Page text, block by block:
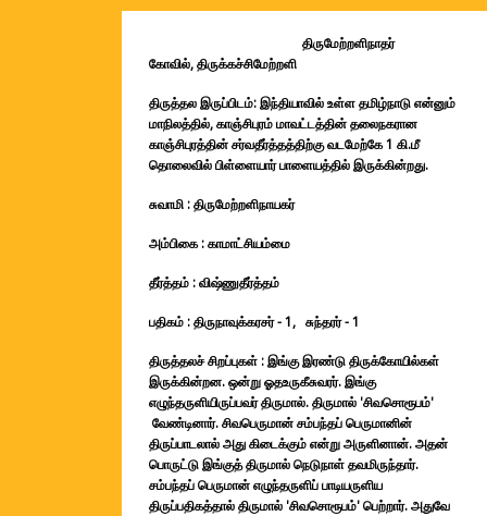
திருமேற்றளிநாதர்
கோவில், திருக்கச்சிமேற்றளி
திருத்தல இருப்பிடம்: இந்தியாவில் உள்ள தமிழ்நாடு என்னும்
மாநிலத்தில், காஞ்சிபுரம் மாவட்டத்தின் தலைநகரான
காஞ்சிபுரத்தின் சர்வதீர்த்தத்திற்கு வடமேற்கே 1 கி.மீ
தொலைவில் பிள்ளையார் பாளையத்தில் இருக்கின்றது.
சுவாமி : திருமேற்றளிநாயகர்
அம்பிகை : காமாட்சியம்மை
தீர்த்தம் : விஷ்ணுதீர்த்தம்
பதிகம் : திருநாவுக்கரசர் - 1, சுந்தரர் - 1
திருத்தலச் சிறப்புகள் : இங்கு இரண்டு திருக்கோயில்கள்
இருக்கின்றன. ஒன்று ஓதஉருகீசுவரர். இங்கு
எழுந்தருளியிருப்பவர் திருமால். திருமால் 'சிவசொரூபம்'
வேண்டினார். சிவபெருமான் சம்பந்தப் பெருமானின்
திருப்பாடலால் அது கிடைக்கும் என்று அருளினான். அதன்
பொருட்டு இங்குத் திருமால் நெடுநாள் தவமிருந்தார்.
சம்பந்தப் பெருமான் எழுந்தருளிப் பாடியருளிய
திருப்பதிகத்தால் திருமால் 'சிவசொரூபம்' பெற்றார். அதுவே